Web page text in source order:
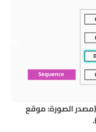
الصورة: موقع